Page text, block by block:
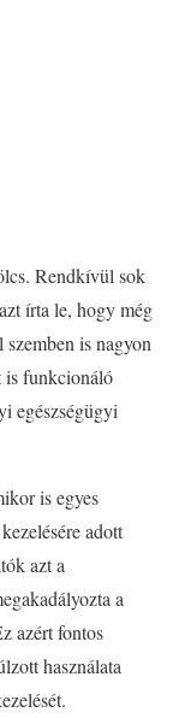
Rendkívül sok
írta le, hogy még
is nagyon
is funkcionáló
egészségügyi
is egyes
adott
azt a
a
azért fontos
használata